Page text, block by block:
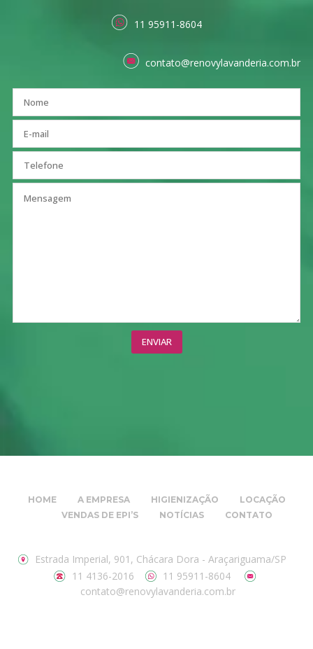
11 95911-8604
contato@renovylavanderia.com.br
HOME A EMPRESA HIGIENIZAÇÃO
LOCAÇÃO
VENDAS DE EPI’S
NOTÍCIAS CONTATO
Estrada Imperial, 901, Chácara Dora - Araçariguama/SP
11 4136-2016
11 95911-8604
contato@renovylavanderia.com.br